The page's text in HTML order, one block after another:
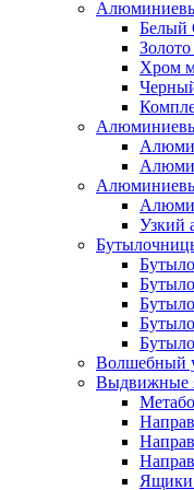
Белый
Хром
Узкий
Волшебный
Выдвижные
Ящики